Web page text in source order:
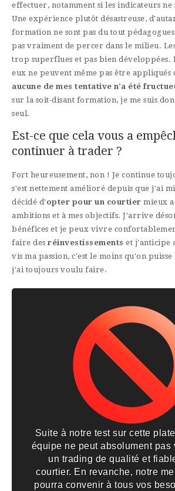
effectuer, notamment si les indicateurs ne
Une expérience plutôt désastreuse,
formation ne sont pas du tout
pas vraiment de percer dans le milieu.
trop superflues et pas bien développées.
eux ne peuvent même pas être appliqués
aucune de mes tentative n'a été
sur la soit-disant formation, je me suis
seul.
Est-ce que cela vous a
continuer à trader ?
Fort heureusement, non ! Je continue
s'est nettement amélioré depuis que j'ai
décidé d' opter pour un courtier mieux
ambitions et à mes objectifs. J'arrive
bénéfices et je peux vivre
faire des réinvestissements et j'anticipe
vis ma passion, c'est le moins qu'on puisse
j'ai toujours voulu faire.
Suite à notre test sur cette
équipe ne peut absolument pas
un trading de qualité et
courtier. En revanche, notre
pourra convenir à tous vos